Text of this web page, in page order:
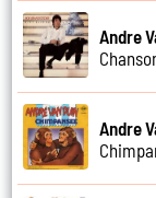
Andre
Andre